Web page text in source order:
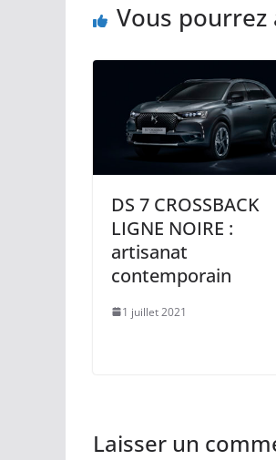
Vous
DS 7 CROSSBACK
LIGNE NOIRE :
artisanat
contemporain
1 juillet 2021
Laisser un